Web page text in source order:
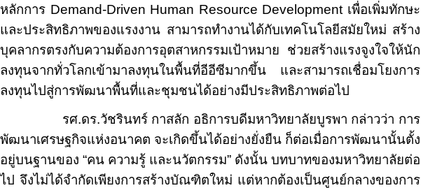
หลักการ Demand-Driven Human Resource Development เพื่อเพิ่มทักษะ
และประสิทธิภาพของแรงงาน สามารถทำงานได้กับเทคโนโลยีสมัยใหม่ สร้าง
บุคลากรตรงกับความต้องการอุตสาหกรรมเป้าหมาย ช่วยสร้างแรงจูงใจให้นัก
ลงทุนจากทั่วโลกเข้ามาลงทุนในพื้นที่อีอีซีมากขึ้น และสามารถเชื่อมโยงการ
ลงทุนไปสู่การพัฒนาพื้นที่และชุมชนได้อย่างมีประสิทธิภาพต่อไป
รศ.ดร.วัชรินทร์ กาสลัก อธิการบดีมหาวิทยาลัยบูรพา กล่าวว่า การ
พัฒนาเศรษฐกิจแห่งอนาคต จะเกิดขึ้นได้อย่างยั่งยืน ก็ต่อเมื่อการพัฒนานั้นตั้ง
อยู่บนฐานของ “คน ความรู้ และนวัตกรรม” ดังนั้น บทบาทของมหาวิทยาลัยต่อ
ไป จึงไม่ได้จำกัดเพียงการสร้างบัณฑิตใหม่ แต่หากต้องเป็นศูนย์กลางของการ